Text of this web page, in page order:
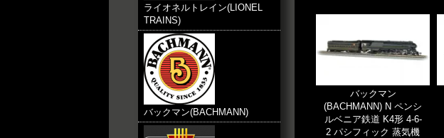
ライオネルトレイン(LIONEL
TRAINS)
バックマン(BACHMANN)
バックマン
(BACHMANN) N ペンシ
ルベニア鉄道 K4形 4-6-
2 パシフィック 蒸気機